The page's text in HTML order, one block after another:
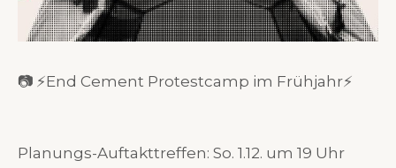
⁨📷⁩ ⁨⚡End Cement Protestcamp im Frühjahr⚡
Planungs-Auftakttreffen: So. 1.12. um 19 Uhr